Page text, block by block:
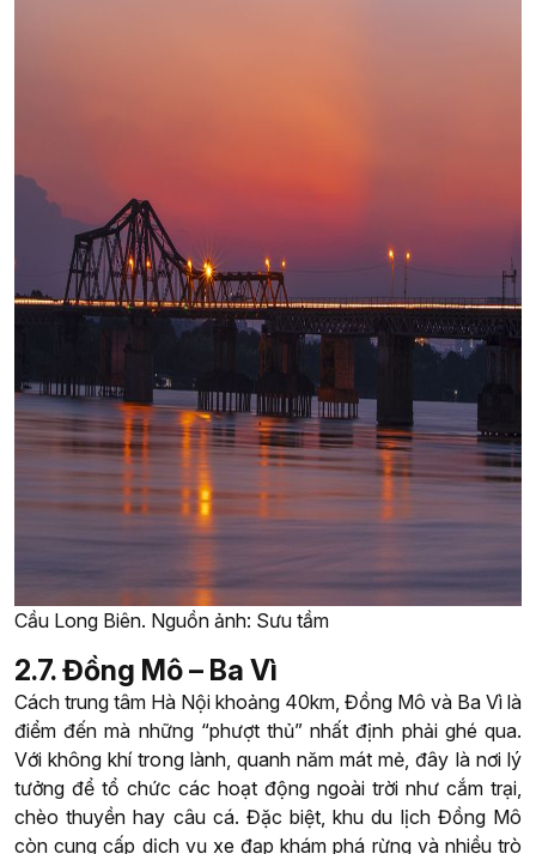
Cầu Long Biên. Nguồn ảnh: Sưu tầm
2.7. Đồng Mô – Ba Vì
Cách trung tâm Hà Nội khoảng 40km, Đồng Mô và Ba Vì là
điểm đến mà những “phượt thủ” nhất định phải ghé qua.
Với không khí trong lành, quanh năm mát mẻ, đây là nơi lý
tưởng để tổ chức các hoạt động ngoài trời như cắm trại,
chèo thuyền hay câu cá. Đặc biệt, khu du lịch Đồng Mô
còn cung cấp dịch vụ xe đạp khám phá rừng và nhiều trò